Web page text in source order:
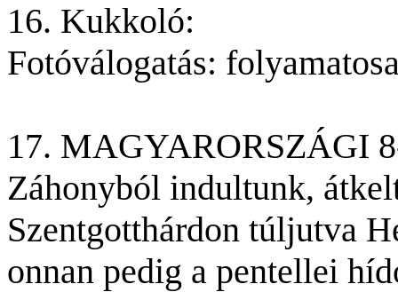
16. Kukkoló:
Fotóválogatás:
17. MAGYARORSZÁGI
Záhonyból indultunk,
Szentgotthárdon túljutva
onnan pedig a pentellei